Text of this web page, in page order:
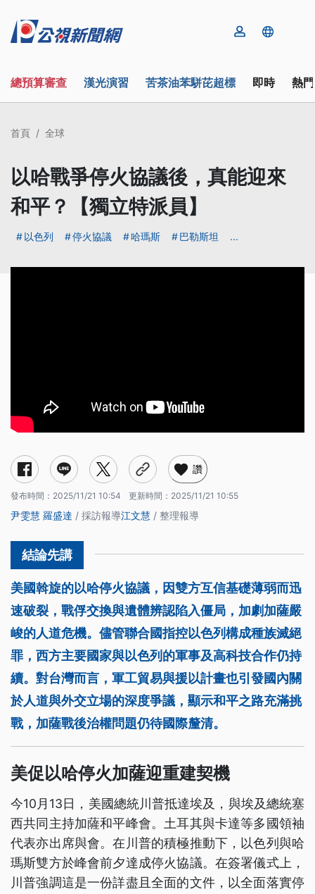
總預算審查 漢光演習 苦茶油苯駢芘超標 即時 熱
首頁 全球
以哈戰爭停火協議後，真能迎來
和平？【獨立特派員】
以色列 停火協議 哈瑪斯 巴勒斯坦 ...
讚
發布時間： 2025/11/21 10:54 更新時間： 2025/11/21 10:55
尹雯慧 羅盛達 / 採訪報導江文慧 / 整理報導
美國斡旋的以哈停火協議，因雙方互信基礎薄弱而迅
速破裂，戰俘交換與遺體辨認陷入僵局，加劇加薩嚴
峻的人道危機。儘管聯合國指控以色列構成種族滅絕
罪，西方主要國家與以色列的軍事及高科技合作仍持
續。對台灣而言，軍工貿易與援以計畫也引發國內關
於人道與外交立場的深度爭議，顯示和平之路充滿挑
戰，加薩戰後治權問題仍待國際釐清。
美促以哈停火加薩迎重建契機
今10月13日，美國總統川普抵達埃及，與埃及總統塞
西共同主持加薩和平峰會。土耳其與卡達等多國領袖
代表亦出席與會。在川普的積極推動下，以色列與哈
瑪斯雙方於峰會前夕達成停火協議。在簽署儀式上，
川普強調這是一份詳盡且全面的文件，以全面落實停